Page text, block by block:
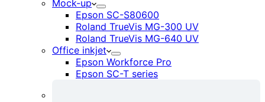
Mock-up
Epson SC-S80600
Roland TrueVis MG-300 UV
Roland TrueVis MG-640 UV
Office inkjet
Epson Workforce Pro
Epson SC-T series